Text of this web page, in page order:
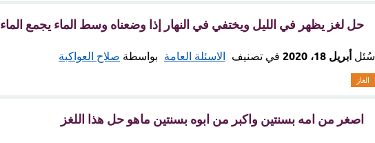
حل لغز يظهر في الليل ويختفي في النهار إذا وضعناه وسط الماء يجمع الماء
سُئل أبريل 18، 2020 في تصنيف الاسئلة العامة بواسطة صلاح العواكبة
الغاز
اصغر من امه بسنتين واكبر من ابوه بسنتين ماهو حل هذا اللغز